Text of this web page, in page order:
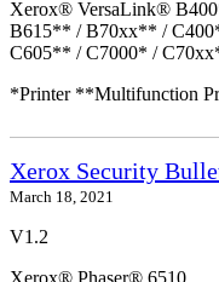
Xerox® VersaLink®
B615** / B70xx** /
C605** / C7000* /
*Printer **Multifunction
Xerox Security
March 18, 2021
V1.2